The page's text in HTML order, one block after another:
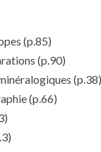
(p.85)
(p.90)
(p.38)
(p.66)